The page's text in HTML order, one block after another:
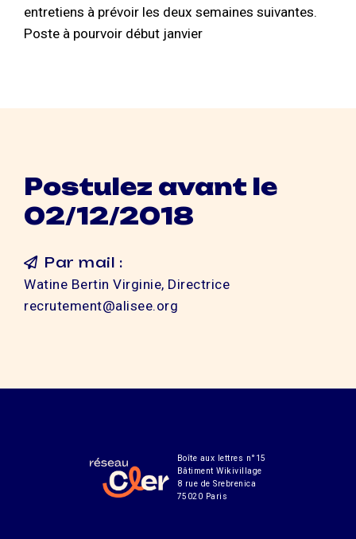
entretiens à prévoir les deux semaines suivantes.
Poste à pourvoir début janvier
Postulez avant le
02/12/2018
Par mail :
Watine Bertin Virginie, Directrice
recrutement@alisee.org
Boîte aux lettres n°15
Bâtiment Wikivillage
8 rue de Srebrenica
75020 Paris